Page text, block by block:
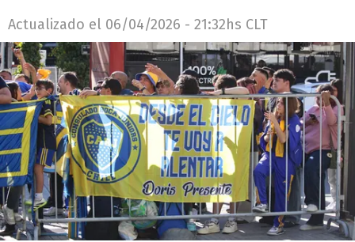
Actualizado el 06/04/2026 - 21:32hs CLT